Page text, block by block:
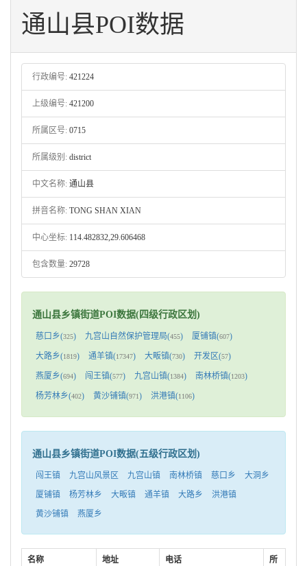
通山县POI数据
行政编号: 421224
上级编号: 421200
所属区号: 0715
所属级别: district
中文名称: 通山县
拼音名称: TONG SHAN XIAN
中心坐标: 114.482832,29.606468
包含数量: 29728
通山县乡镇街道POI数据(四级行政区划)
慈口乡(325) 九宫山自然保护管理局(455) 厦铺镇(607)
大路乡(1819) 通羊镇(17347) 大畈镇(730) 开发区(57)
燕厦乡(694) 闯王镇(577) 九宫山镇(1384) 南林桥镇(1203)
杨芳林乡(402) 黄沙铺镇(971) 洪港镇(1106)
通山县乡镇街道POI数据(五级行政区划)
闯王镇 九宫山风景区 九宫山镇 南林桥镇 慈口乡
大洞乡
厦铺镇
杨芳林乡 大畈镇 通羊镇 大路乡
洪港镇
黄沙铺镇
燕厦乡
名称 地址 电话
所